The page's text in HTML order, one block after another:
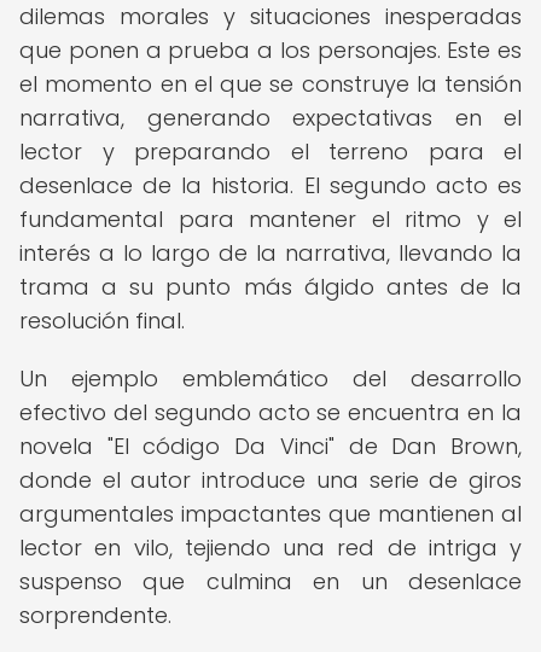
dilemas morales y situaciones inesperadas
que ponen a prueba a los personajes. Este es
el momento en el que se construye la tensión
narrativa, generando expectativas en el
lector y preparando el terreno para el
desenlace de la historia. El segundo acto es
fundamental para mantener el ritmo y el
interés a lo largo de la narrativa, llevando la
trama a su punto más álgido antes de la
resolución final.
Un ejemplo emblemático del desarrollo
efectivo del segundo acto se encuentra en la
novela "El código Da Vinci" de Dan Brown,
donde el autor introduce una serie de giros
argumentales impactantes que mantienen al
lector en vilo, tejiendo una red de intriga y
suspenso que culmina en un desenlace
sorprendente.